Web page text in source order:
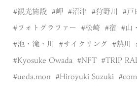
観光施設 岬 沼津 狩野川 戸
フォトグラファー 松崎 宿 山
池・滝・川 サイクリング 熱川
Kyosuke Owada NFT TRIP
ueda.mon Hiroyuki Suzuki